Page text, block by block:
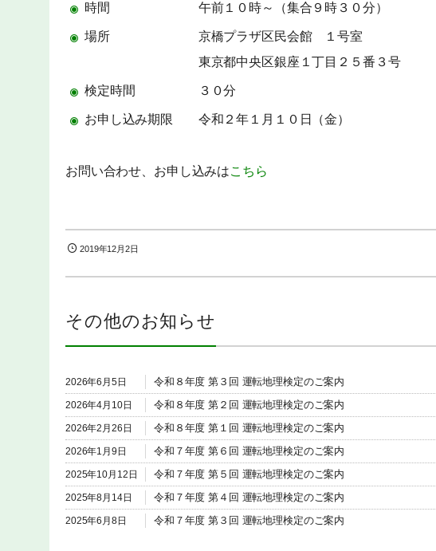
時間 午前１０時～（集合９時３０分）
場所 京橋プラザ区民会館 １号室
東京都中央区銀座１丁目２５番３号
検定時間 ３０分
お申し込み期限 令和２年１月１０日（金）
お問い合わせ、お申し込みはこちら
2019年12月2日
その他のお知らせ
2026年6月5日 令和８年度 第３回 運転地理検定のご案内
2026年4月10日 令和８年度 第２回 運転地理検定のご案内
2026年2月26日 令和８年度 第１回 運転地理検定のご案内
2026年1月9日 令和７年度 第６回 運転地理検定のご案内
2025年10月12日 令和７年度 第５回 運転地理検定のご案内
2025年8月14日 令和７年度 第４回 運転地理検定のご案内
2025年6月8日 令和７年度 第３回 運転地理検定のご案内